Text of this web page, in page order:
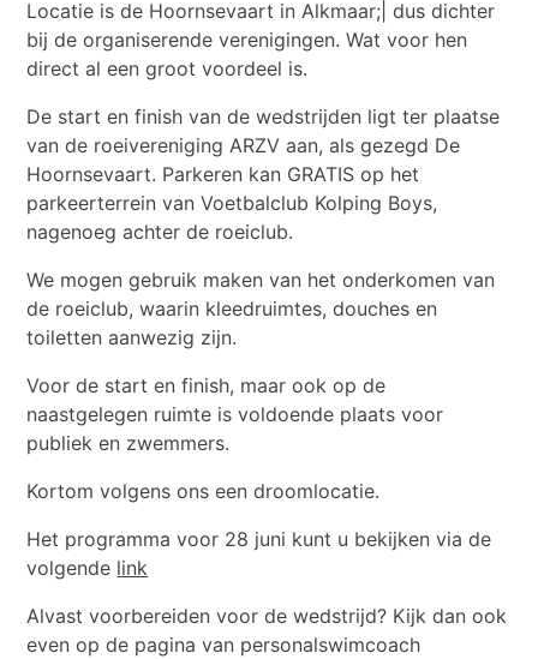
Locatie is de Hoornsevaart in Alkmaar;| dus dichter
bij de organiserende verenigingen. Wat voor hen
direct al een groot voordeel is.
De start en finish van de wedstrijden ligt ter plaatse
van de roeivereniging ARZV aan, als gezegd De
Hoornsevaart. Parkeren kan GRATIS op het
parkeerterrein van Voetbalclub Kolping Boys,
nagenoeg achter de roeiclub.
We mogen gebruik maken van het onderkomen van
de roeiclub, waarin kleedruimtes, douches en
toiletten aanwezig zijn.
Voor de start en finish, maar ook op de
naastgelegen ruimte is voldoende plaats voor
publiek en zwemmers.
Kortom volgens ons een droomlocatie.
Het programma voor 28 juni kunt u bekijken via de
volgende link
Alvast voorbereiden voor de wedstrijd? Kijk dan ook
even op de pagina van personalswimcoach